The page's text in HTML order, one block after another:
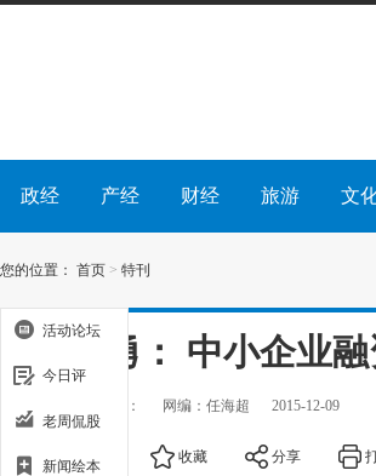
政经 产经 财经 旅游 文
您的位置： 首页 > 特刊
郭田勇： 中小企业
作者： 网编：任海超 2015-12-09
大 中 收藏 分享
活动论坛
今日评
老周侃股
新闻绘本